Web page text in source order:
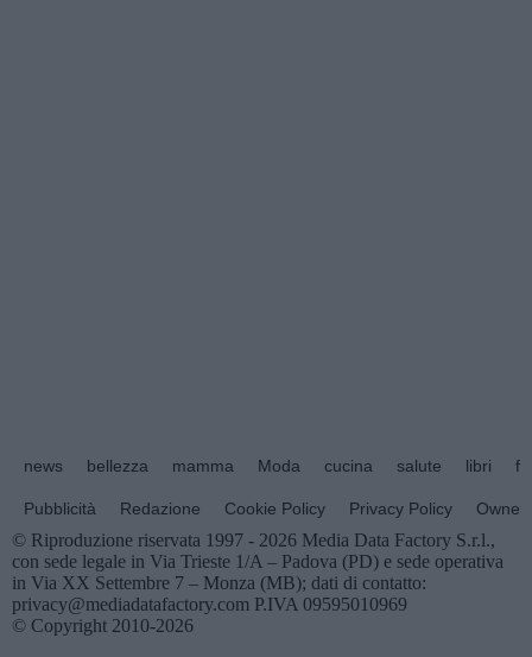
news bellezza mamma Moda cucina salute libri
Pubblicità Redazione Cookie Policy Privacy Policy
© Riproduzione riservata 1997 - 2026 Media Data Factory S.r.l.,
con sede legale in Via Trieste 1/A – Padova (PD) e sede operativa
in Via XX Settembre 7 – Monza (MB); dati di contatto:
privacy@mediadatafactory.com P.IVA 09595010969
© Copyright 2010-2026